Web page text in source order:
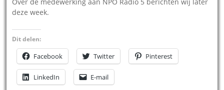
deze week.
Dit delen:
Facebook Twitter Pinterest
LinkedIn E-mail